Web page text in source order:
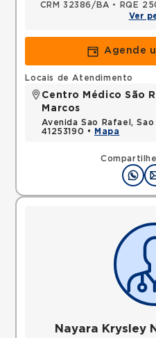
CRM 32386/BA •
RQE
Ver
Agende
Locais de Atendimento
Centro Médico São
Marcos
Avenida Sao Rafael,
41253190 •
Mapa
Nayara Krysley